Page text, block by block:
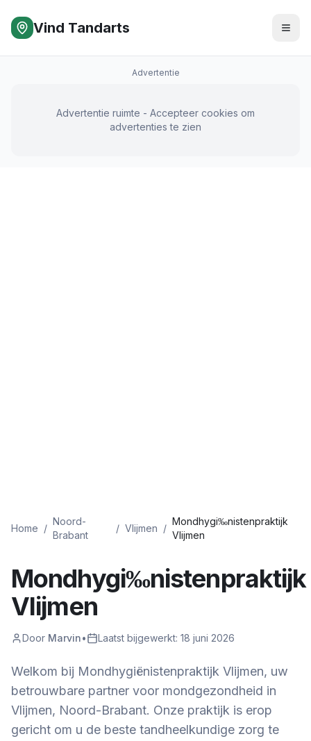
Vind Tandarts
Advertentie
Advertentie ruimte - Accepteer cookies om
advertenties te zien
Home /
Noord-
Brabant
/ Vlijmen /
Mondhygi‰nistenpraktijk
Vlijmen
Mondhygi‰nistenpraktijk
Vlijmen
Door Marvin• Laatst bijgewerkt: 18 juni 2026
Welkom bij Mondhygiënistenpraktijk Vlijmen, uw
betrouwbare partner voor mondgezondheid in
Vlijmen, Noord-Brabant. Onze praktijk is erop
gericht om u de beste tandheelkundige zorg te